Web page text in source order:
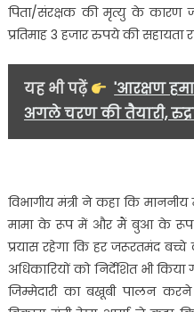
पिता/संरक्षक की मृत्यु के कारण
प्रतिमाह 3 हजार रुपये की सहायता
यह भी पढ़ें
'आरक्षण
अगले चरण की तैयारी,
विभागीय मंत्री ने कहा कि माननीय
मामा के रूप में और मैं बुआ के रूप
प्रयास रहेगा कि हर जरूरतमंद
अधिकारियों को निर्देशित भी
जिम्मेदारी का बखूबी पालन